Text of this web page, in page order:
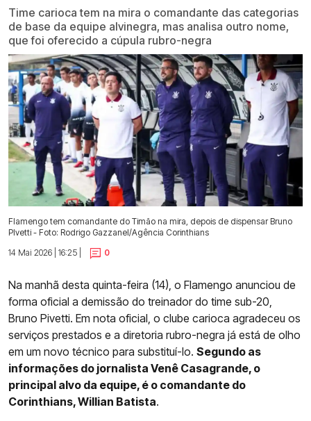
Time carioca tem na mira o comandante das categorias
de base da equipe alvinegra, mas analisa outro nome,
que foi oferecido a cúpula rubro-negra
Flamengo tem comandante do Timão na mira, depois de dispensar Bruno
PIvetti - Foto: Rodrigo Gazzanel/Agência Corinthians
14 Mai 2026 | 16:25 |
0
Na manhã desta quinta-feira (14), o Flamengo anunciou de
forma oficial a demissão do treinador do time sub-20,
Bruno Pivetti. Em nota oficial, o clube carioca agradeceu os
serviços prestados e a diretoria rubro-negra já está de olho
em um novo técnico para substituí-lo. Segundo as
informações do jornalista Venê Casagrande, o
principal alvo da equipe, é o comandante do
Corinthians, Willian Batista.